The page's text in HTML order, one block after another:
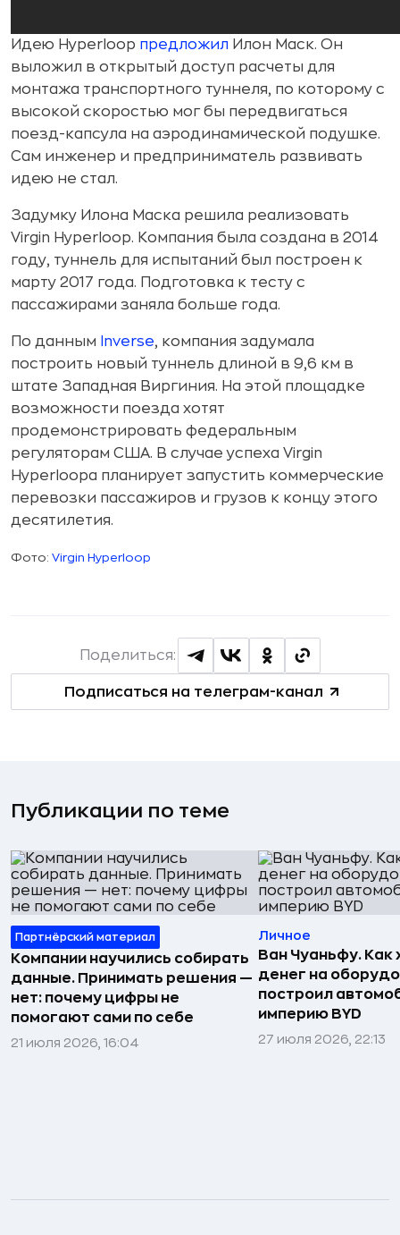
Идею Hyperloop предложил Илон Маск. Он
выложил в открытый доступ расчеты для
монтажа транспортного туннеля, по которому с
высокой скоростью мог бы передвигаться
поезд-капсула на аэродинамической подушке.
Сам инженер и предприниматель развивать
идею не стал.
Задумку Илона Маска решила реализовать
Virgin Hyperloop. Компания была создана в 2014
году, туннель для испытаний был построен к
марту 2017 года. Подготовка к тесту с
пассажирами заняла больше года.
По данным Inverse, компания задумала
построить новый туннель длиной в 9,6 км в
штате Западная Виргиния. На этой площадке
возможности поезда хотят
продемонстрировать федеральным
регуляторам США. В случае успеха Virgin
Hyperloopа планирует запустить коммерческие
перевозки пассажиров и грузов к концу этого
десятилетия.
Фото: Virgin Hyperloop
Подписаться на телеграм-канал
Поделиться:
Публикации по теме
Партнёрский материал
Компании научились собирать
данные. Принимать решения —
нет: почему цифры не
помогают сами по себе
21 июля 2026, 16:04
Личное
Ван Чуаньфу. Как
денег на
построил
империю BYD
27 июля 2026, 22:13